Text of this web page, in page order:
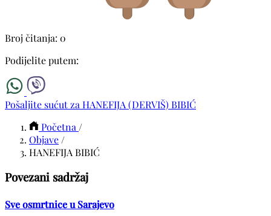
Broj čitanja: 0
Podijelite putem:
Pošaljite sućut za HANEFIJA (DERVIŠ) BIBIĆ
Početna /
Objave /
HANEFIJA BIBIĆ
Povezani sadržaj
Sve osmrtnice u Sarajevo